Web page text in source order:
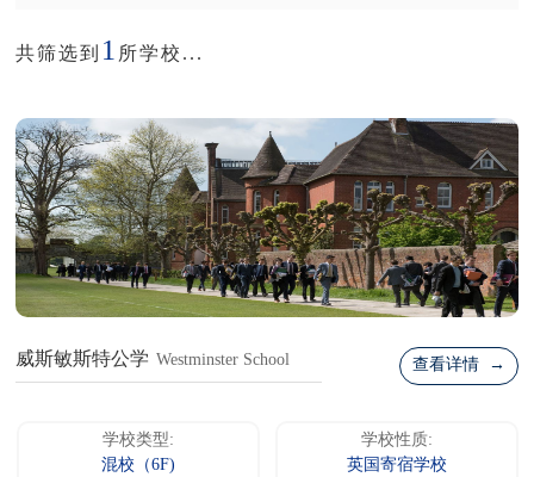
共筛选到 1 所学校...
威斯敏斯特公学 Westminster School 查看详情 →
学校类型:
混校（6F)
学校性质:
英国寄宿学校